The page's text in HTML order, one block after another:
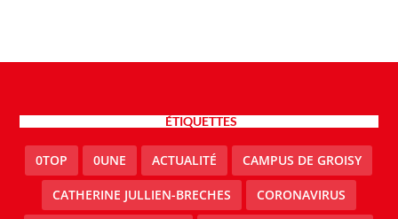
ÉTIQUETTES
0TOP 0UNE ACTUALITÉ CAMPUS DE GROISY
CATHERINE JULLIEN-BRECHES CORONAVIRUS